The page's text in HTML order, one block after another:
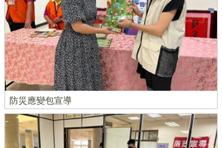
防災應變包宣導